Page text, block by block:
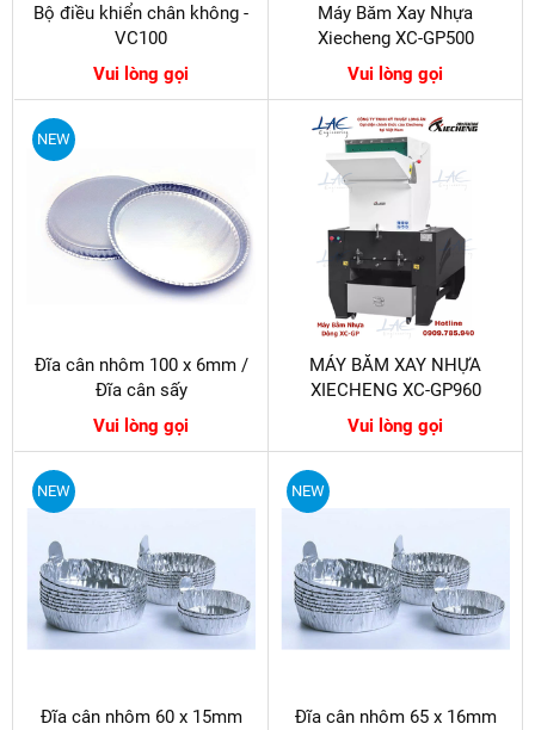
Bộ điều khiển chân không -
VC100
Vui lòng gọi
Máy Băm Xay Nhựa
Xiecheng XC-GP500
Vui lòng gọi
NEW
Đĩa cân nhôm 100 x 6mm /
Đĩa cân sấy
Vui lòng gọi
MÁY BĂM XAY NHỰA
XIECHENG XC-GP960
Vui lòng gọi
NEW
Đĩa cân nhôm 60 x 15mm
NEW
Đĩa cân nhôm 65 x 16mm